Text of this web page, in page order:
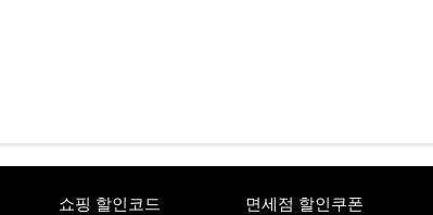
쇼핑 할인코드
면세점 할인쿠폰